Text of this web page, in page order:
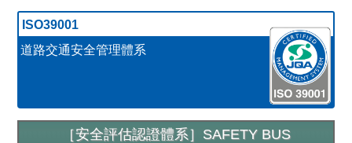
ISO39001
道路交通安全管理體系
［安全評估認證體系］ SAFETY BUS